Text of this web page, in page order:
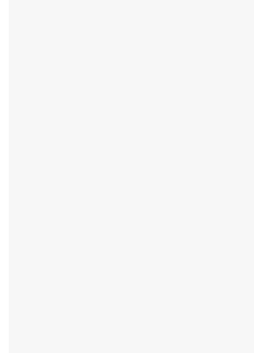
и акционеров плюс
выпущенный в
для гонконгских
D2A и прочие, в
для Российских
для прочих
подтверждение
для всех видов
документы выше должны
юридическом адресе,
предоставить документ,
Дополнительно может
регистрации в налоговом